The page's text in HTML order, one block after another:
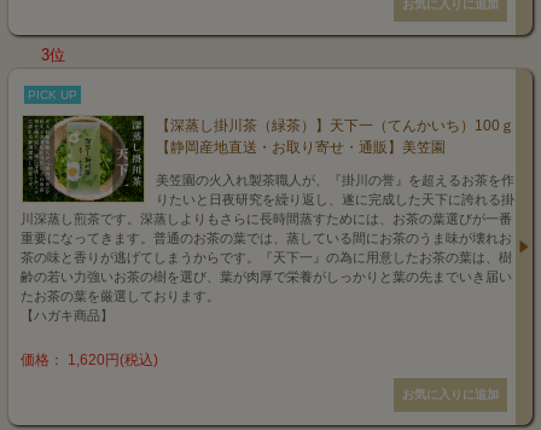
3位
PICK UP
【深蒸し掛川茶（緑茶）】天下一（てんかいち）100ｇ
【静岡産地直送・お取り寄せ・通販】美笠園
美笠園の火入れ製茶職人が、『掛川の誉』を超えるお茶を作
りたいと日夜研究を繰り返し、遂に完成した天下に誇れる掛
川深蒸し煎茶です。深蒸しよりもさらに長時間蒸すためには、お茶の葉選びが一番
重要になってきます。普通のお茶の葉では、蒸している間にお茶のうま味が壊れお
茶の味と香りが逃げてしまうからです。『天下一』の為に用意したお茶の葉は、樹
齢の若い力強いお茶の樹を選び、葉が肉厚で栄養がしっかりと葉の先までいき届い
たお茶の葉を厳選しております。
【ハガキ商品】
価格： 1,620円(税込)